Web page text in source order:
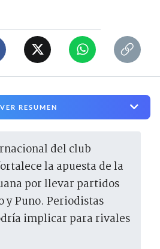
VER RESUMEN
la apuesta de la
por llevar partidos
y Puno. Periodistas
implicar para rivales